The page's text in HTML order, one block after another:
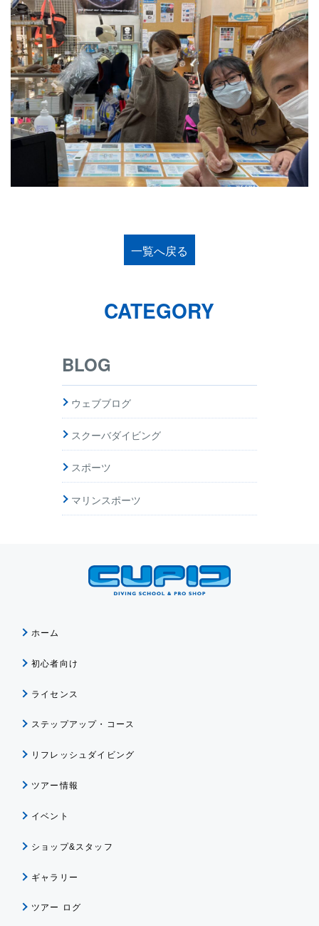
一覧へ戻る
CATEGORY
BLOG
ウェブブログ
スクーバダイビング
スポーツ
マリンスポーツ
ホーム
初心者向け
ライセンス
ステップアップ・コース
リフレッシュダイビング
ツアー情報
イベント
ショップ&スタッフ
ギャラリー
ツアー ログ